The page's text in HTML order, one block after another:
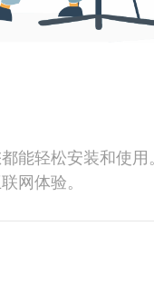
能轻松安装和使用。
网体验。